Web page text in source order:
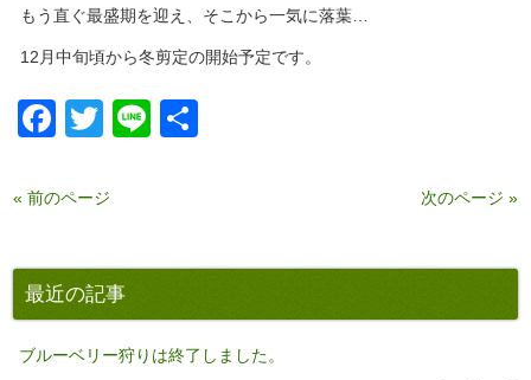
もう直ぐ最盛期を迎え、そこから一気に落葉…
12月中旬頃から冬剪定の開始予定です。
Facebook
Twitter
Line
« 前のページ 次のページ »
最近の記事
ブルーベリー狩りは終了しました。